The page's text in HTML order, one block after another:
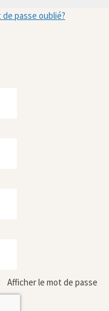
de passe oublié?
Afficher le mot de passe